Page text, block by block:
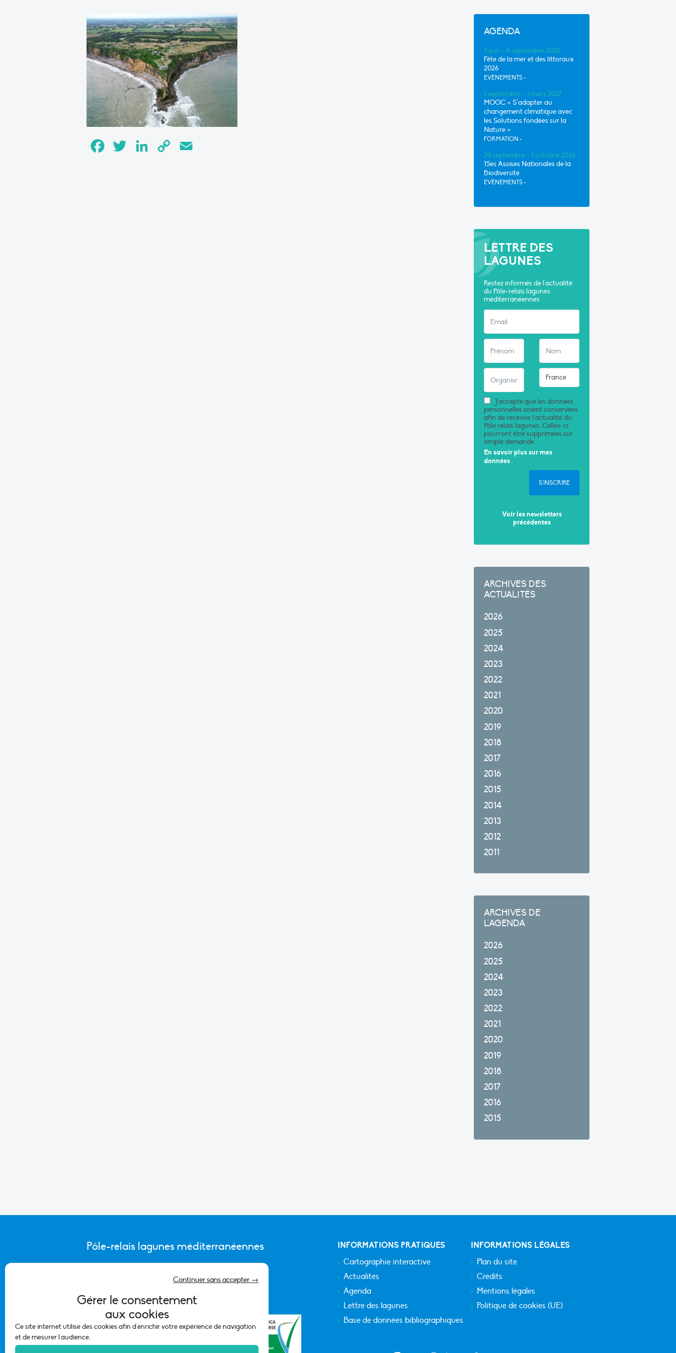
Gérer le consentement
aux cookies
Ce site internet utilise des cookies afin d'enrichir votre expérience de navigation
et de mesurer l'audience.
Continuer sans accepter →
FacebookTwitter LinkedInCopy
AGENDA
5 juin - 4 septembre 2026
Fête de la mer et des littoraux
2026
EVÈNEMENTS •
1 septembre - 1 mars 2027
MOOC « S’adapter au
changement climatique avec
les Solutions fondées sur la
Nature »
FORMATION •
29 septembre - 1 octobre 2026
15es Assises Nationales de la
Biodiversité
EVÈNEMENTS •
LETTRE DES
LAGUNES
Restez informés de l'actualité
du Pôle-relais lagunes
méditerranéennes
J'accepte que les données
personnelles soient conservées
afin de recevoir l'actualité du
Pôle relais lagunes. Celles-ci
pourront être supprimées sur
simple demande.
En savoir plus sur mes
données
S'INSCRIRE
Voir les newsletters
précédentes
ARCHIVES DES
ACTUALITÉS
2026
2025
2024
2023
2022
2021
2020
2019
2018
2017
2016
2015
2014
2013
2012
2011
ARCHIVES DE
L'AGENDA
2026
2025
2024
2023
2022
2021
2020
2019
2018
2017
2016
2015
Pôle-relais lagunes méditerranéennes
CONTACTER L’ÉQUIPE DU PÔLE
INFORMATIONS PRATIQUES
Cartographie interactive
Actualités
Agenda
Lettre des lagunes
Base de données bibliographiques
INFORMATIONS LÉGALES
Plan du site
Crédits
Mentions légales
Politique de cookies (UE)